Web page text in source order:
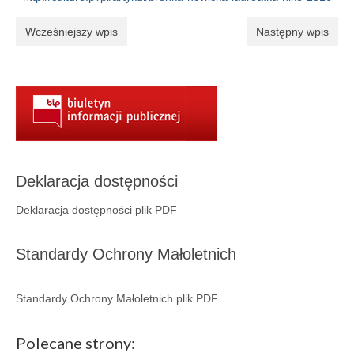
Aktualności
Wydarzenia 2022
wydarzenia 2020
wydarzenia 2019
wydarzenia 2017
Klauzula informacyjna
Wcześniejszy wpis Następny wpis
Deklaracja dostępności
Deklaracja dostępności plik PDF
Standardy Ochrony Małoletnich
Standardy Ochrony Małoletnich plik PDF
Polecane strony: